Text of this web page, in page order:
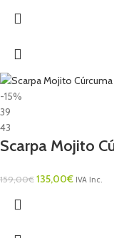
-15%
39
43
Scarpa Mojito
159,00€ 135,00€ IVA Inc.